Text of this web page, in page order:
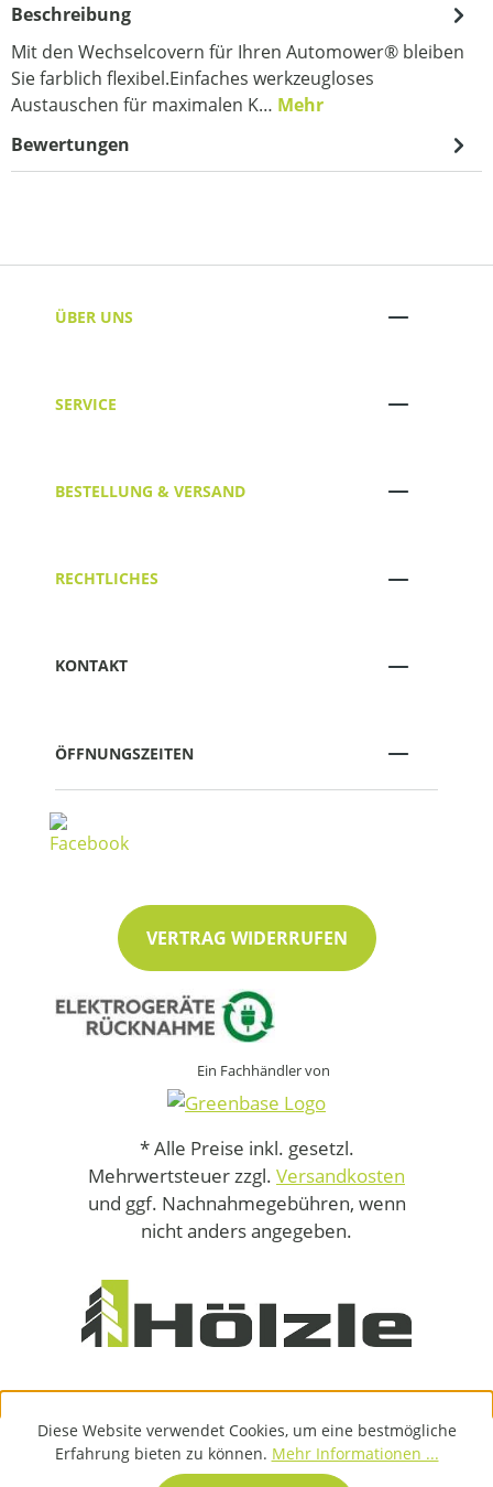
Beschreibung
Mit den Wechselcovern für Ihren Automower® bleiben
Sie farblich flexibel.Einfaches werkzeugloses
Austauschen für maximalen K… Mehr
Bewertungen
ÜBER UNS
SERVICE
BESTELLUNG & VERSAND
RECHTLICHES
KONTAKT
ÖFFNUNGSZEITEN
VERTRAG WIDERRUFEN
Ein Fachhändler von
* Alle Preise inkl. gesetzl.
Mehrwertsteuer zzgl. Versandkosten
und ggf. Nachnahmegebühren, wenn
nicht anders angegeben.
Diese Website verwendet Cookies, um eine bestmögliche
Erfahrung bieten zu können. Mehr Informationen ...